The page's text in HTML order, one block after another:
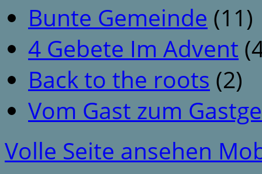
Bunte Gemeinde (11)
4 Gebete Im Advent
Back to the roots (2)
Vom Gast zum
Volle Seite ansehen